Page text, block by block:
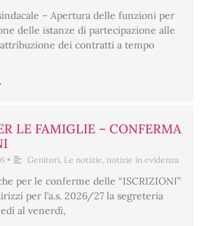
– Apertura delle funzioni per
delle istanze di partecipazione alle
dei contratti a tempo
LE FAMIGLIE – CONFERMA
• Genitori Le notizie notizie in evidenza
per le conferme delle “ISCRIZIONI”
per l’a.s. 2026/27 la segreteria
al venerdì,